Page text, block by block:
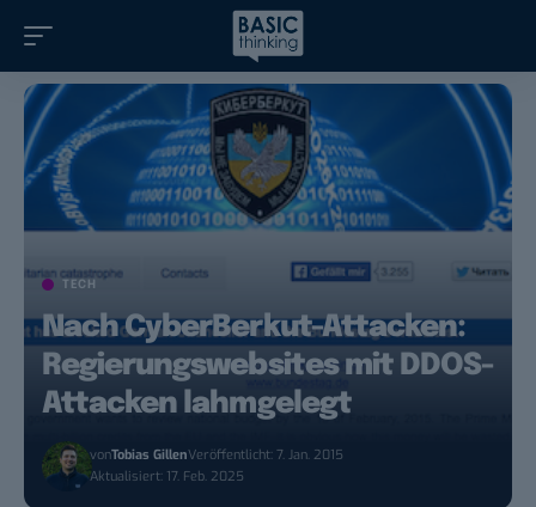
TECH
Nach CyberBerkut-Attacken:
Regierungswebsites mit DDOS-
Attacken lahmgelegt
vonTobias GillenVeröffentlicht: 7. Jan. 2015
Aktualisiert: 17. Feb. 2025